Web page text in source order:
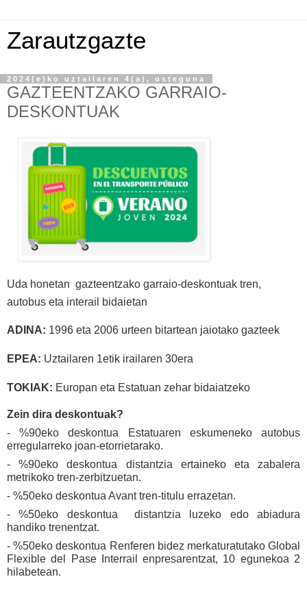
Zarautzgazte
2024(e)ko uztailaren 4(a), osteguna
GAZTEENTZAKO GARRAIO-
DESKONTUAK
Uda honetan gazteentzako garraio-deskontuak tren,
autobus eta interail bidaietan
ADINA: 1996 eta 2006 urteen bitartean jaiotako gazteek
EPEA: Uztailaren 1etik irailaren 30era
TOKIAK: Europan eta Estatuan zehar bidaiatzeko
Zein dira deskontuak?
- %90eko deskontua Estatuaren eskumeneko autobus
erregularreko joan-etorrietarako.
- %90eko deskontua distantzia ertaineko eta zabalera
metrikoko tren-zerbitzuetan.
- %50eko deskontua Avant tren-titulu errazetan.
- %50eko deskontua distantzia luzeko edo abiadura
handiko trenentzat.
- %50eko deskontua Renferen bidez merkaturatutako Global
Flexible del Pase Interrail enpresarentzat, 10 egunekoa 2
hilabetean.